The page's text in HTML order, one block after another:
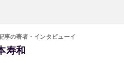
事の著者・インタビューイ
寿和